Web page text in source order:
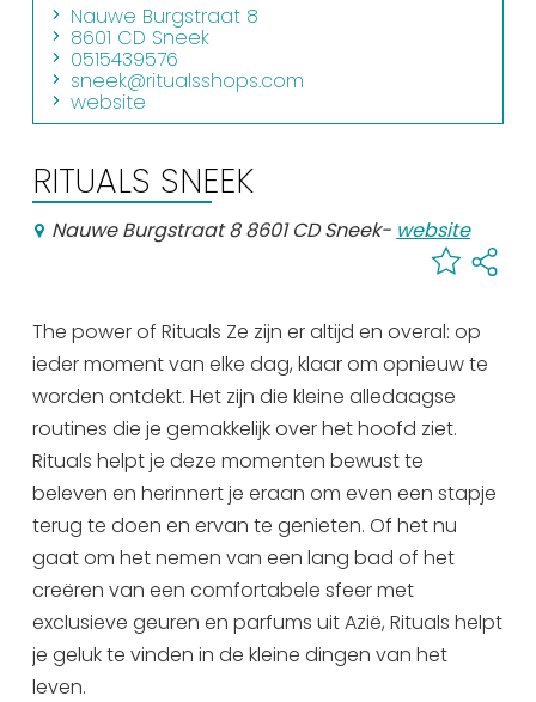
Arrangementen
Jouw Sneek
De Friese meren
Other languages
UITagenda
Veel bezochte pagina's:
Top 10 leuke dingen
Vakantie vieren in Sneek
Uitgaan in Sneek
Overnachten in Sneek
Citygame Escapegame Sneek
Webcams
De leukste routes
Interactieve plattegrond van Sneek
Winkelen in Sneek
Nauwe Burgstraat 8
8601 CD Sneek
0515439576
sneek@ritualsshops.com
website
RITUALS SNEEK
Nauwe Burgstraat 8 8601 CD Sneek- website
The power of Rituals Ze zijn er altijd en overal: op
ieder moment van elke dag, klaar om opnieuw te
worden ontdekt. Het zijn die kleine alledaagse
routines die je gemakkelijk over het hoofd ziet.
Rituals helpt je deze momenten bewust te
beleven en herinnert je eraan om even een stapje
terug te doen en ervan te genieten. Of het nu
gaat om het nemen van een lang bad of het
creëren van een comfortabele sfeer met
exclusieve geuren en parfums uit Azië, Rituals helpt
je geluk te vinden in de kleine dingen van het
leven.